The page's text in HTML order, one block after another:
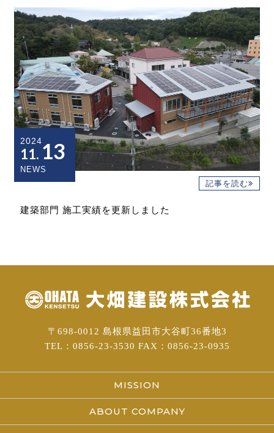
記事を読む
建築部門 施工実績を更新しました
2024
11.13
NEWS
〒698-0012 島根県益田市大谷町36番地3
TEL：0856-23-3530 FAX：0856-23-0935
MISSION
ABOUT COMPANY